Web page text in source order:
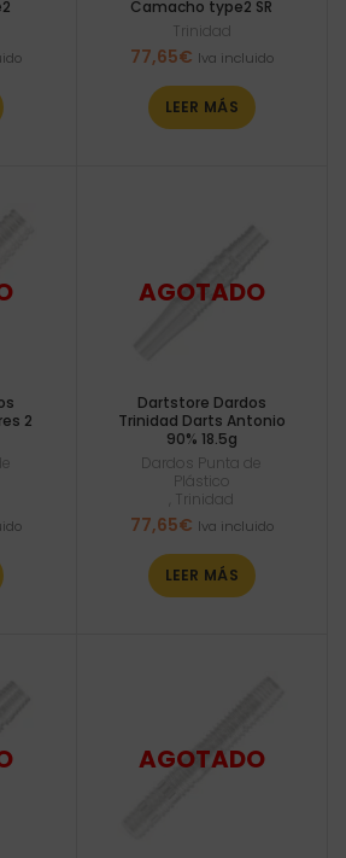
Camacho type2 SR
Trinidad
77,65€ Iva incluido
LEER MÁS
2
Dartstore Dardos
Trinidad Darts Antonio
90% 18.5g
Dardos Punta de
Plástico
Trinidad
77,65€ Iva incluido
LEER MÁS